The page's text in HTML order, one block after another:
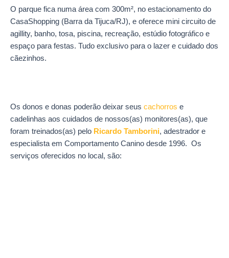
O parque fica numa área com 300m², no estacionamento do
CasaShopping (Barra da Tijuca/RJ), e oferece mini circuito de
agillity, banho, tosa, piscina, recreação, estúdio fotográfico e
espaço para festas. Tudo exclusivo para o lazer e cuidado dos
cãezinhos.
Os donos e donas poderão deixar seus cachorros e
cadelinhas aos cuidados de nossos(as) monitores(as), que
foram treinados(as) pelo Ricardo Tamborini, adestrador e
especialista em Comportamento Canino desde 1996. Os
serviços oferecidos no local, são: